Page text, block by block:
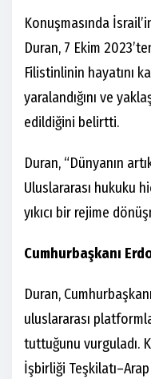
Konuşmasında
Duran, 7 Ekim
Filistinlinin hayatını
yaralandığını ve
edildiğini belirtti.
Duran, “Dünyanın
Uluslararası hukuku
yıkıcı bir rejime
Cumhurbaşkanı
Duran,
uluslararası
tuttuğunu vurguladı.
İşbirliği